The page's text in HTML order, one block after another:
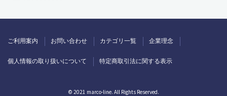
ご利用案内 お問い合わせ カテゴリ一覧
個人情報の取り扱いについて 特定商取引法に関する表示
ご利用案内 お問い合わせ カテゴリ一覧 企業理念
個人情報の取り扱いについて 特定商取引法に関する表示
© 2021 marco-line. All Rights Reserved.